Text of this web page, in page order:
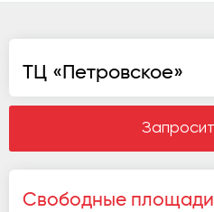
ТЦ «Петровское»
Свободные площади